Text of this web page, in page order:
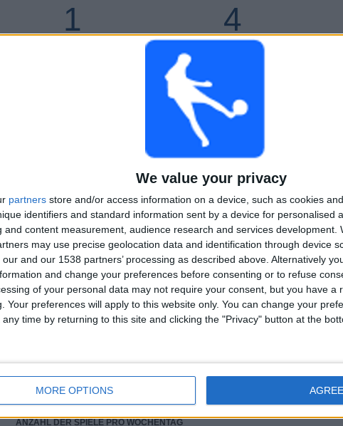
We value your privacy
partners store and/or access information on a device, such as cookies
identifiers and standard information sent by a device for personalised
and content measurement, audience research and services development.
may use precise geolocation data and identification through device
and our 1538 partners’ processing as described above. Alternatively
and change your preferences before consenting or to refuse
of your personal data may not require your consent, but you have a
Your preferences will apply to this website only. You can change your
time by returning to this site and clicking the "Privacy" button at the
MORE OPTIONS AGREE
1 4
ÜBERTRAGENE TEAMS
Neuseeland - Österreich
11.11.2025 FIFA U-17
Rangliste der Teams nach Anzahl der Auswärtsspiele
Österreich
2 (66,67%)
Saudi-Arabien
1 (33,33%)
3 (100%) Fußball 3
Gesamtes Ranking anzeigen
ANZAHL DER SPIELE PRO WOCHENTAG